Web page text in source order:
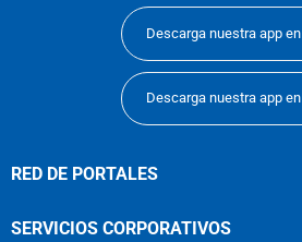
Descarga nuestra app en
Descarga nuestra app en
RED DE PORTALES
SERVICIOS CORPORATIVOS